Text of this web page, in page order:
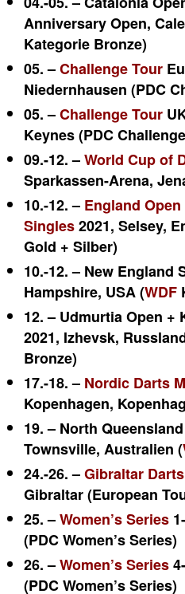
Anniversary Open,
Kategorie Bronze)
05. –Challenge Tour
Niedernhausen (PDC
05. –Challenge Tour
Keynes (PDC
09.-12. –World Cup of
Sparkassen-Arena,
10.-12. – England Open
Singles2021, Selsey,
Gold + Silber)
10.-12. – New England
Hampshire, USA (WDF
12. – Udmurtia Open +
2021, Izhevsk,
Bronze)
17.-18. – Nordic Darts
Kopenhagen,
19. – North
Townsville, Australien (
24.-26. –Gibraltar
Gibraltar (European
25. –Women’s Series
(PDC Women’s Series)
26. –Women’s Series
(PDC Women’s Series)